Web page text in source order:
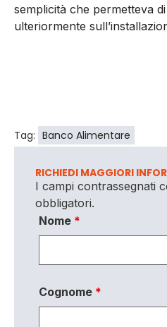
semplicità che permetteva
ulteriormente
Tag: Banco Alimentare
RICHIEDI MAGGIORI
I campi contrassegnati
obbligatori.
Nome *
Cognome *